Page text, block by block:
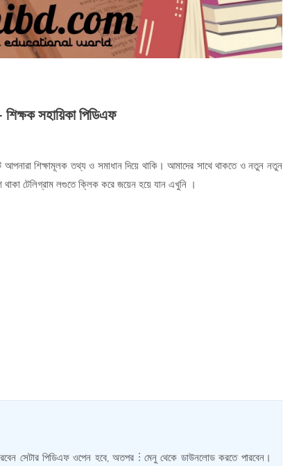
সহায়িকা পিডিএফ
শিক্ষামূলক তথ্য ও সমাধান দিয়ে থাকি। আমাদের সাথে থাকতে ও নতুন নতুন
টেলিগ্রাম লগুতে ক্লিক করে জয়েন হয়ে যান এখুনি ।
সেটার পিডিএফ ওপেন হবে, অতপর ⋮ মেনু থেকে ডাউনলোড করতে পারবেন।